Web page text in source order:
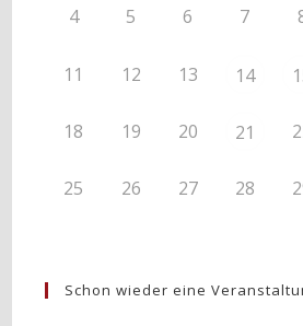
4 5 6 7
11 12 13 14
18 19 20 21
25 26 27 28
Schon wieder eine